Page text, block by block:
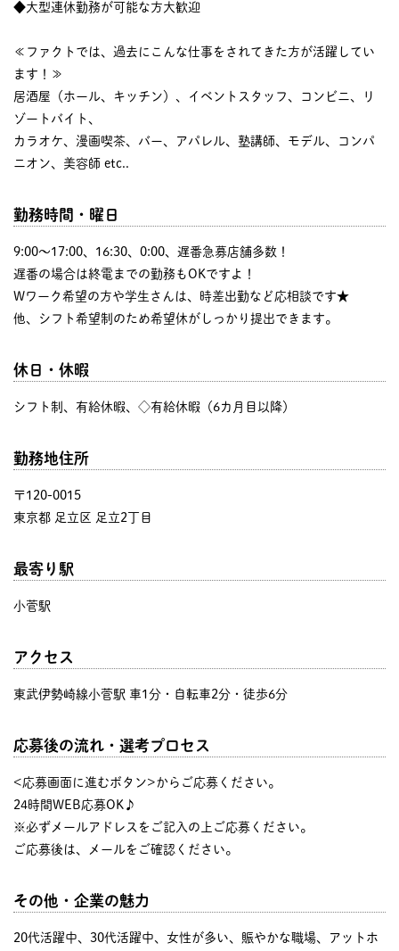
◆大型連休勤務が可能な方大歓迎
≪ファクトでは、過去にこんな仕事をされてきた方が活躍してい
ます！≫
居酒屋（ホール、キッチン）、イベントスタッフ、コンビニ、リ
ゾートバイト、
カラオケ、漫画喫茶、バー、アパレル、塾講師、モデル、コンパ
ニオン、美容師 etc..
勤務時間・曜日
9:00〜17:00、16:30、0:00、遅番急募店舗多数！
遅番の場合は終電までの勤務もOKですよ！
Wワーク希望の方や学生さんは、時差出勤など応相談です★
他、シフト希望制のため希望休がしっかり提出できます。
休日・休暇
シフト制、有給休暇、◇有給休暇（6カ月目以降）
勤務地住所
〒120-0015
東京都 足立区 足立2丁目
最寄り駅
小菅駅
アクセス
東武伊勢崎線小菅駅 車1分・自転車2分・徒歩6分
応募後の流れ・選考プロセス
<応募画面に進むボタン>からご応募ください。
24時間WEB応募OK♪
※必ずメールアドレスをご記入の上ご応募ください。
ご応募後は、メールをご確認ください。
その他・企業の魅力
20代活躍中、30代活躍中、女性が多い、賑やかな職場、アットホ